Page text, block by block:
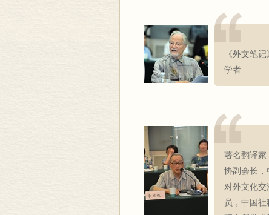
《外文笔
学者
著名翻译家
协副会长，
对外文化交
员，中国